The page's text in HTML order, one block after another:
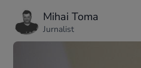
Mihai Toma
Jurnalist